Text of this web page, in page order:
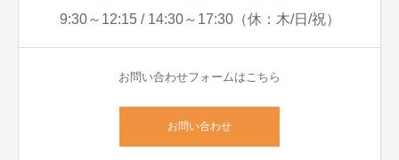
9:30～12:15 / 14:30～17:30（休：木/日/祝）
お問い合わせフォームはこちら
お問い合わせ